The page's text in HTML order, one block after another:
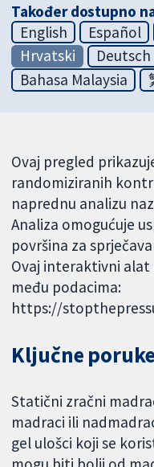
Također dostupno
English
Español
Hrvatski
Deutsch
Bahasa Malaysia
Ovaj pregled
randomiziranih
naprednu analizu
Analiza omogućuje
površina za
Ovaj interaktivni alat
među podacima:
https://
Ključne poruke
Statični zračni
madraci ili
gel ulošci koji se